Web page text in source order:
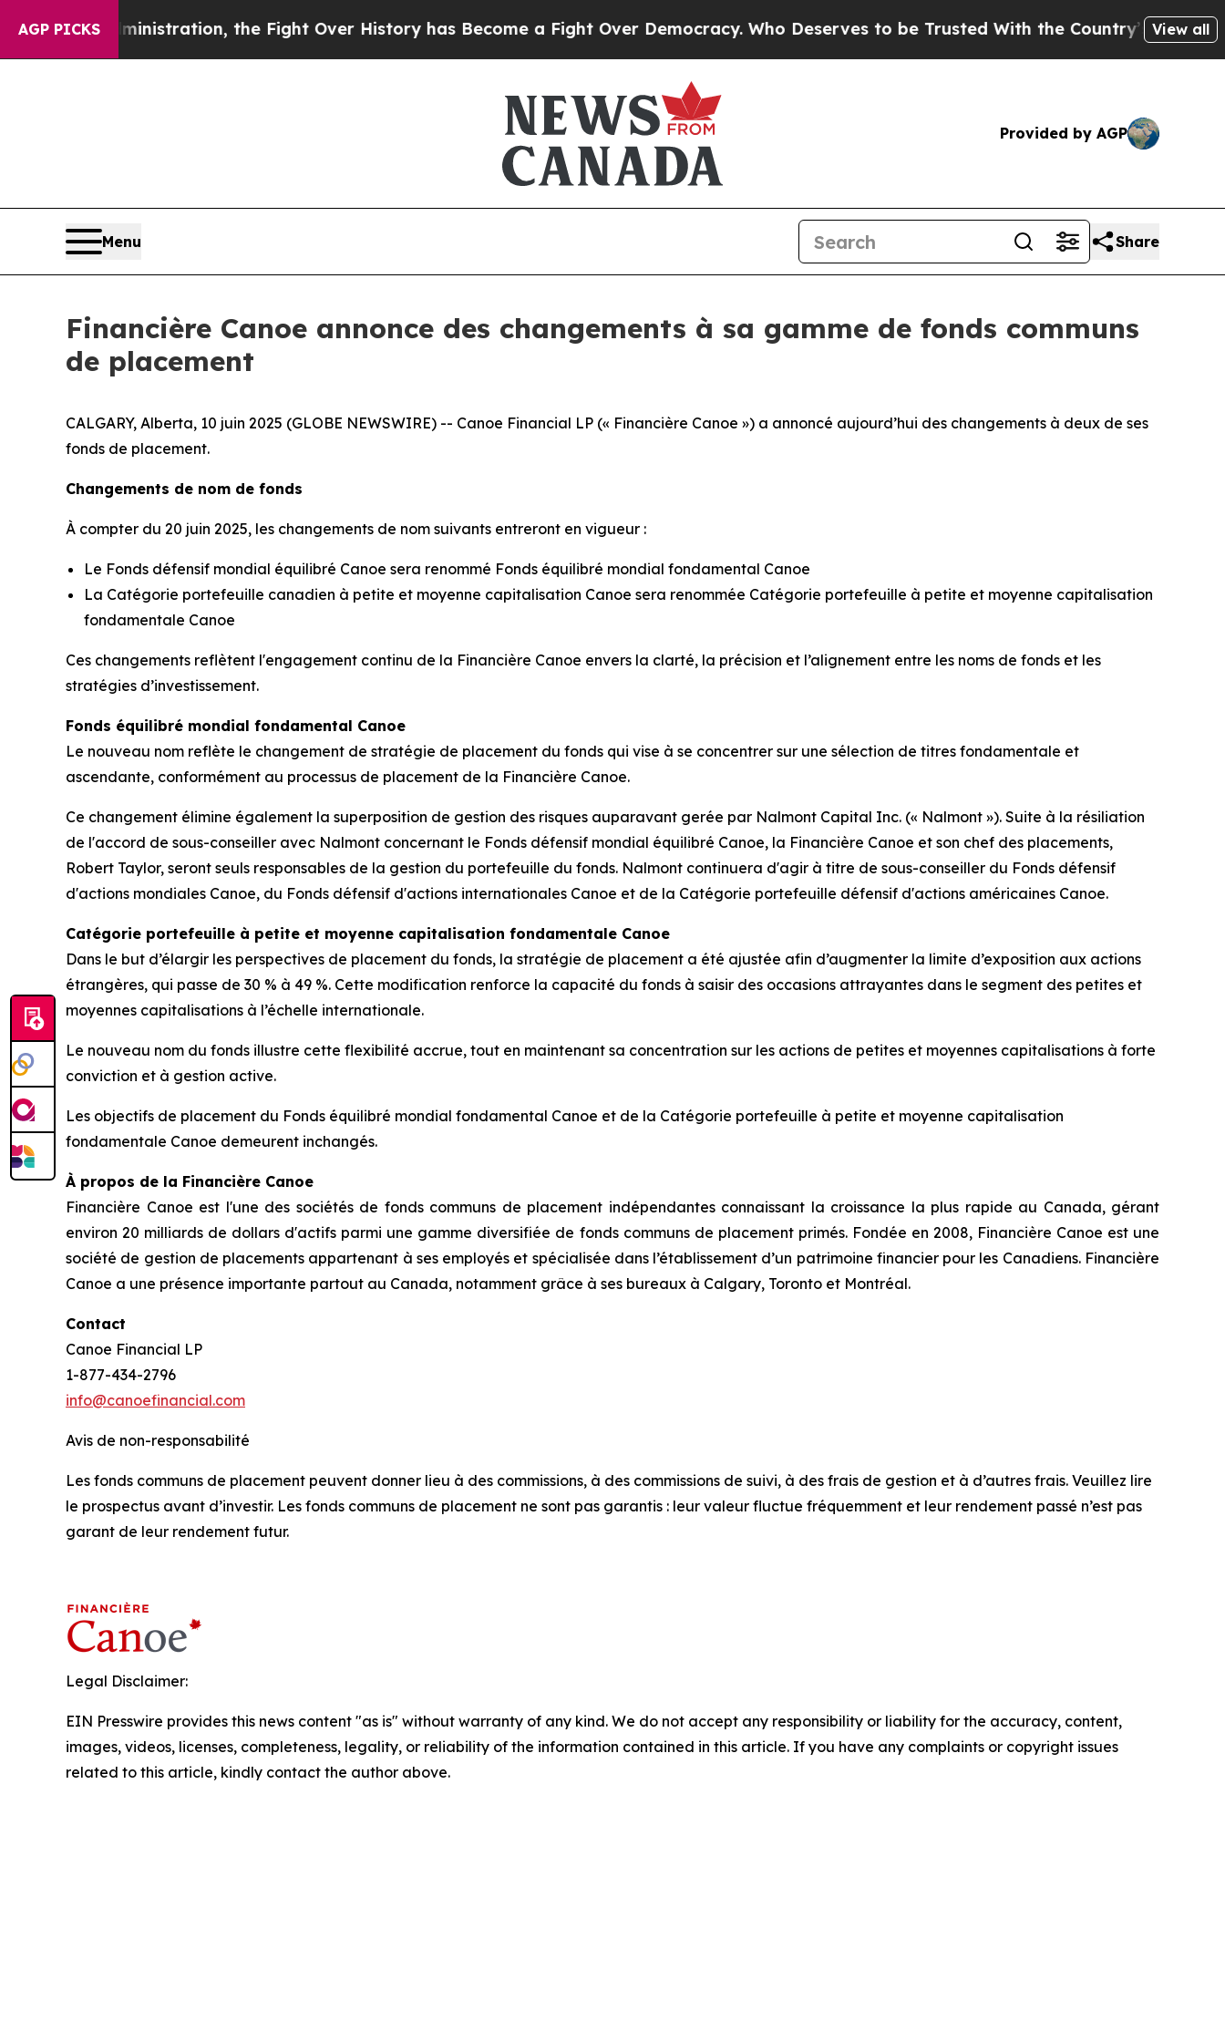
AGP PICKS
Administration, the Fight Over History has Become a Fight Over Democracy. Who Deserves to be Trusted With the Country’s Memory?CBS
View all
Provided by AGP
Menu Share
Financière Canoe annonce des changements à sa gamme de fonds communs
de placement
CALGARY, Alberta, 10 juin 2025 (GLOBE NEWSWIRE) -- Canoe Financial LP (« Financière Canoe ») a annoncé aujourd’hui des changements à deux de ses
fonds de placement.
Changements de nom de fonds
À compter du 20 juin 2025, les changements de nom suivants entreront en vigueur :
Le Fonds défensif mondial équilibré Canoe sera renommé Fonds équilibré mondial fondamental Canoe
La Catégorie portefeuille canadien à petite et moyenne capitalisation Canoe sera renommée Catégorie portefeuille à petite et moyenne capitalisation
fondamentale Canoe
Ces changements reflètent l'engagement continu de la Financière Canoe envers la clarté, la précision et l’alignement entre les noms de fonds et les
stratégies d’investissement.
Fonds équilibré mondial fondamental Canoe
Le nouveau nom reflète le changement de stratégie de placement du fonds qui vise à se concentrer sur une sélection de titres fondamentale et
ascendante, conformément au processus de placement de la Financière Canoe.
Ce changement élimine également la superposition de gestion des risques auparavant gerée par Nalmont Capital Inc. (« Nalmont »). Suite à la résiliation
de l'accord de sous-conseiller avec Nalmont concernant le Fonds défensif mondial équilibré Canoe, la Financière Canoe et son chef des placements,
Robert Taylor, seront seuls responsables de la gestion du portefeuille du fonds. Nalmont continuera d'agir à titre de sous-conseiller du Fonds défensif
d'actions mondiales Canoe, du Fonds défensif d'actions internationales Canoe et de la Catégorie portefeuille défensif d'actions américaines Canoe.
Catégorie portefeuille à petite et moyenne capitalisation fondamentale Canoe
Dans le but d’élargir les perspectives de placement du fonds, la stratégie de placement a été ajustée afin d’augmenter la limite d’exposition aux actions
étrangères, qui passe de 30 % à 49 %. Cette modification renforce la capacité du fonds à saisir des occasions attrayantes dans le segment des petites et
moyennes capitalisations à l’échelle internationale.
Le nouveau nom du fonds illustre cette flexibilité accrue, tout en maintenant sa concentration sur les actions de petites et moyennes capitalisations à forte
conviction et à gestion active.
Les objectifs de placement du Fonds équilibré mondial fondamental Canoe et de la Catégorie portefeuille à petite et moyenne capitalisation
fondamentale Canoe demeurent inchangés.
À propos de la Financière Canoe
Financière Canoe est l'une des sociétés de fonds communs de placement indépendantes connaissant la croissance la plus rapide au Canada, gérant
environ 20 milliards de dollars d'actifs parmi une gamme diversifiée de fonds communs de placement primés. Fondée en 2008, Financière Canoe est une
société de gestion de placements appartenant à ses employés et spécialisée dans l’établissement d’un patrimoine financier pour les Canadiens. Financière
Canoe a une présence importante partout au Canada, notamment grâce à ses bureaux à Calgary, Toronto et Montréal.
Contact
Canoe Financial LP
1-877-434-2796
info@canoefinancial.com
Avis de non-responsabilité
Les fonds communs de placement peuvent donner lieu à des commissions, à des commissions de suivi, à des frais de gestion et à d’autres frais. Veuillez lire
le prospectus avant d’investir. Les fonds communs de placement ne sont pas garantis : leur valeur fluctue fréquemment et leur rendement passé n’est pas
garant de leur rendement futur.
Legal Disclaimer:
EIN Presswire provides this news content "as is" without warranty of any kind. We do not accept any responsibility or liability for the accuracy, content,
images, videos, licenses, completeness, legality, or reliability of the information contained in this article. If you have any complaints or copyright issues
related to this article, kindly contact the author above.